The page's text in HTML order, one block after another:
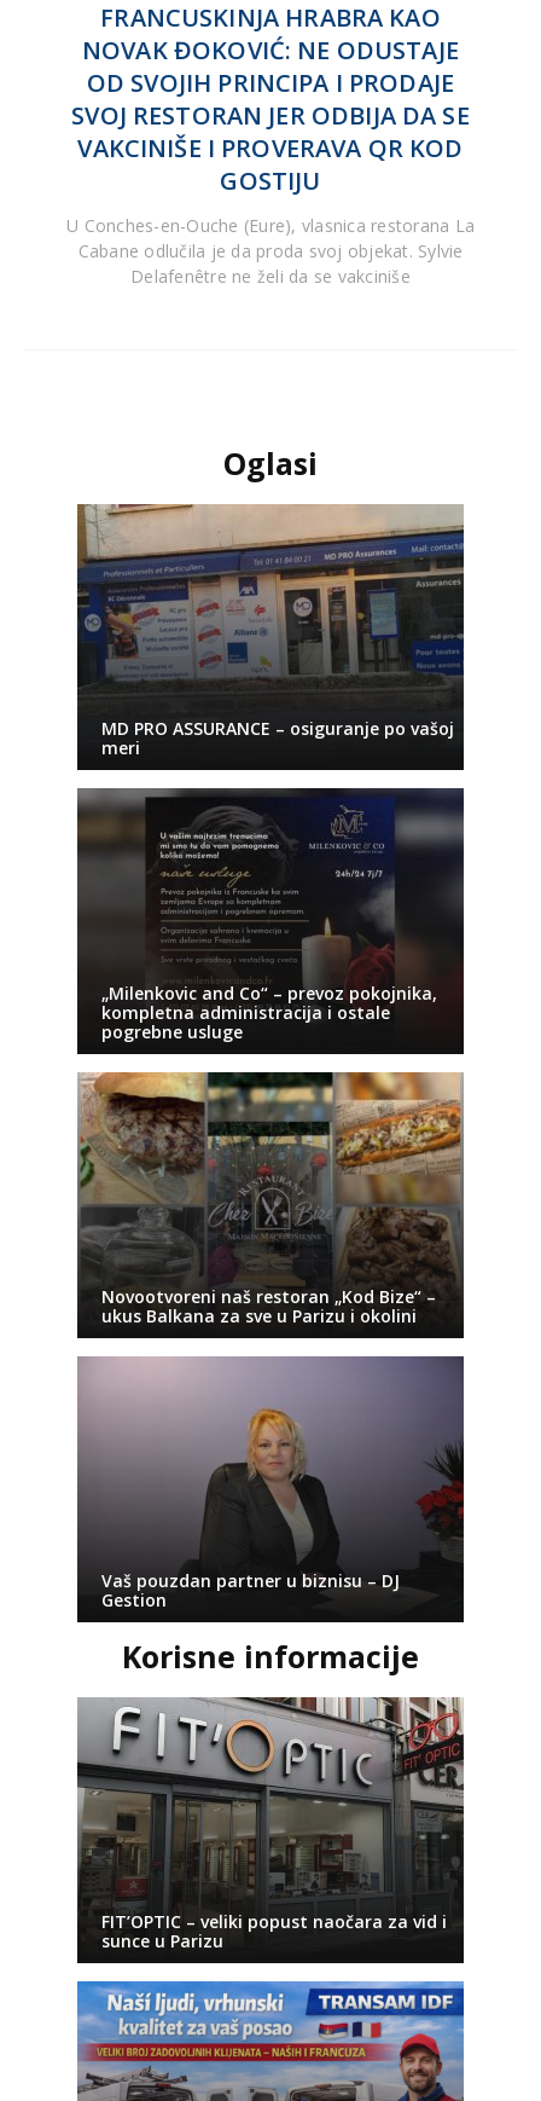
FRANCUSKINJA HRABRA KAO
NOVAK ĐOKOVIĆ: NE ODUSTAJE
OD SVOJIH PRINCIPA I PRODAJE
SVOJ RESTORAN JER ODBIJA DA SE
VAKCINIŠE I PROVERAVA QR KOD
GOSTIJU
U Conches-en-Ouche (Eure), vlasnica restorana La
Cabane odlučila je da proda svoj objekat. Sylvie
Delafenêtre ne želi da se vakciniše
Oglasi
MD PRO ASSURANCE – osiguranje po vašoj
meri
„Milenkovic and Co“ – prevoz pokojnika,
kompletna administracija i ostale
pogrebne usluge
Novootvoreni naš restoran „Kod Bize“ –
ukus Balkana za sve u Parizu i okolini
Vaš pouzdan partner u biznisu – DJ
Gestion
Korisne informacije
FIT’OPTIC – veliki popust naočara za vid i
sunce u Parizu